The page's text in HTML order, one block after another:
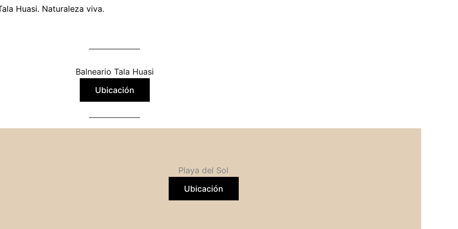
Huasi. Naturaleza viva.
Balneario Tala Huasi
Ubicación
Playa del Sol
Ubicación